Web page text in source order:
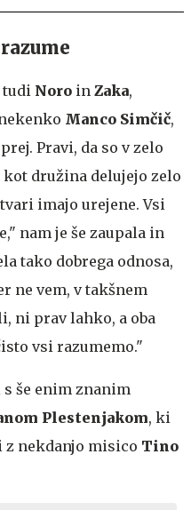
Noro in Zaka,
Manco Simčič,
Pravi, da so v zelo
družina delujejo zelo
imajo urejene. Vsi
nam je še zaupala in
tako dobrega odnosa,
ne vem, v takšnem
ni prav lahko, a oba
vsi razumemo."
še enim znanim
Plestenjakom, ki
z nekdanjo misico Tino